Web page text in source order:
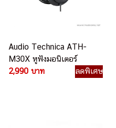
Audio Technica ATH-
M30X หูฟังมอนิเตอร์
2,990 บาท
ลดพิเศษ